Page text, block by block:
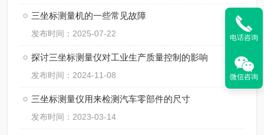
三坐标测量机的一些常见故障
发布时间：2025-07-22
探讨三坐标测量仪对工业生产质量控制的影响
发布时间：2024-11-08
三坐标测量仪用来检测汽车零部件的尺寸
发布时间：2023-03-14
电话咨询
微信咨询